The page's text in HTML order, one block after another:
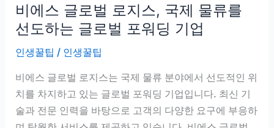
비에스 글로벌 로지스, 국제 물류를
선도하는 글로벌 포워딩 기업
인생꿀팁 / 인생꿀팁
비에스 글로벌 로지스는 국제 물류 분야에서 선도적인 위
치를 차지하고 있는 글로벌 포워딩 기업입니다. 최신 기
술과 전문 인력을 바탕으로 고객의 다양한 요구에 부응하